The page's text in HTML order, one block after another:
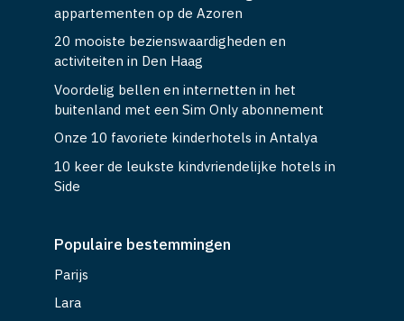
appartementen op de Azoren
20 mooiste bezienswaardigheden en
activiteiten in Den Haag
Voordelig bellen en internetten in het
buitenland met een Sim Only abonnement
Onze 10 favoriete kinderhotels in Antalya
10 keer de leukste kindvriendelijke hotels in
Side
Populaire bestemmingen
Parijs
Lara